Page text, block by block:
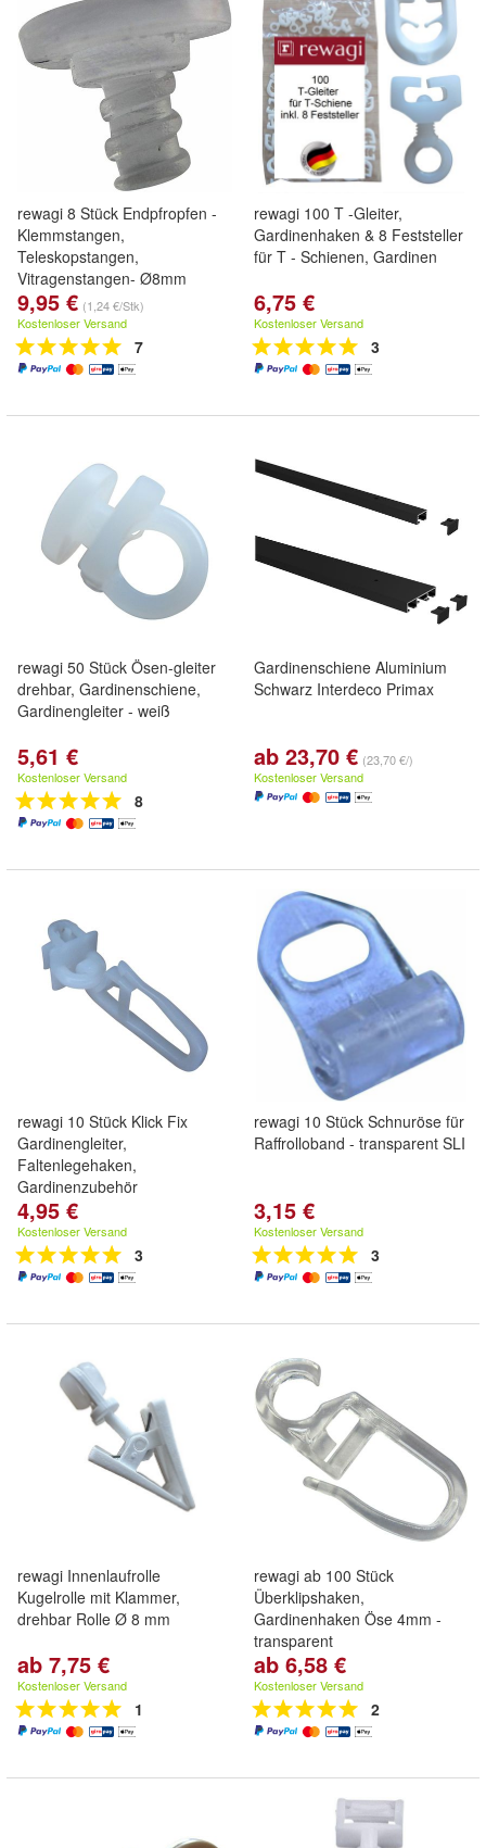
rewagi 8 Stück Endpfropfen -
Klemmstangen,
Teleskopstangen,
Vitragenstangen- Ø8mm
9,95 € (1,24 €/Stk)
Kostenloser Versand
7
rewagi 100 T -Gleiter,
Gardinenhaken & 8 Feststeller
für T - Schienen, Gardinen
6,75 €
Kostenloser Versand
3
rewagi 50 Stück Ösen-gleiter
drehbar, Gardinenschiene,
Gardinengleiter - weiß
5,61 €
Kostenloser Versand
8
Gardinenschiene Aluminium
Schwarz Interdeco Primax
ab 23,70 € (23,70 €/)
Kostenloser Versand
rewagi 10 Stück Klick Fix
Gardinengleiter,
Faltenlegehaken,
Gardinenzubehör
4,95 €
Kostenloser Versand
3
rewagi 10 Stück Schnuröse für
Raffrolloband - transparent SLI
3,15 €
Kostenloser Versand
3
rewagi Innenlaufrolle
Kugelrolle mit Klammer,
drehbar Rolle Ø 8 mm
ab 7,75 €
Kostenloser Versand
1
rewagi ab 100 Stück
Überklipshaken,
Gardinenhaken Öse 4mm -
transparent
ab 6,58 €
Kostenloser Versand
2